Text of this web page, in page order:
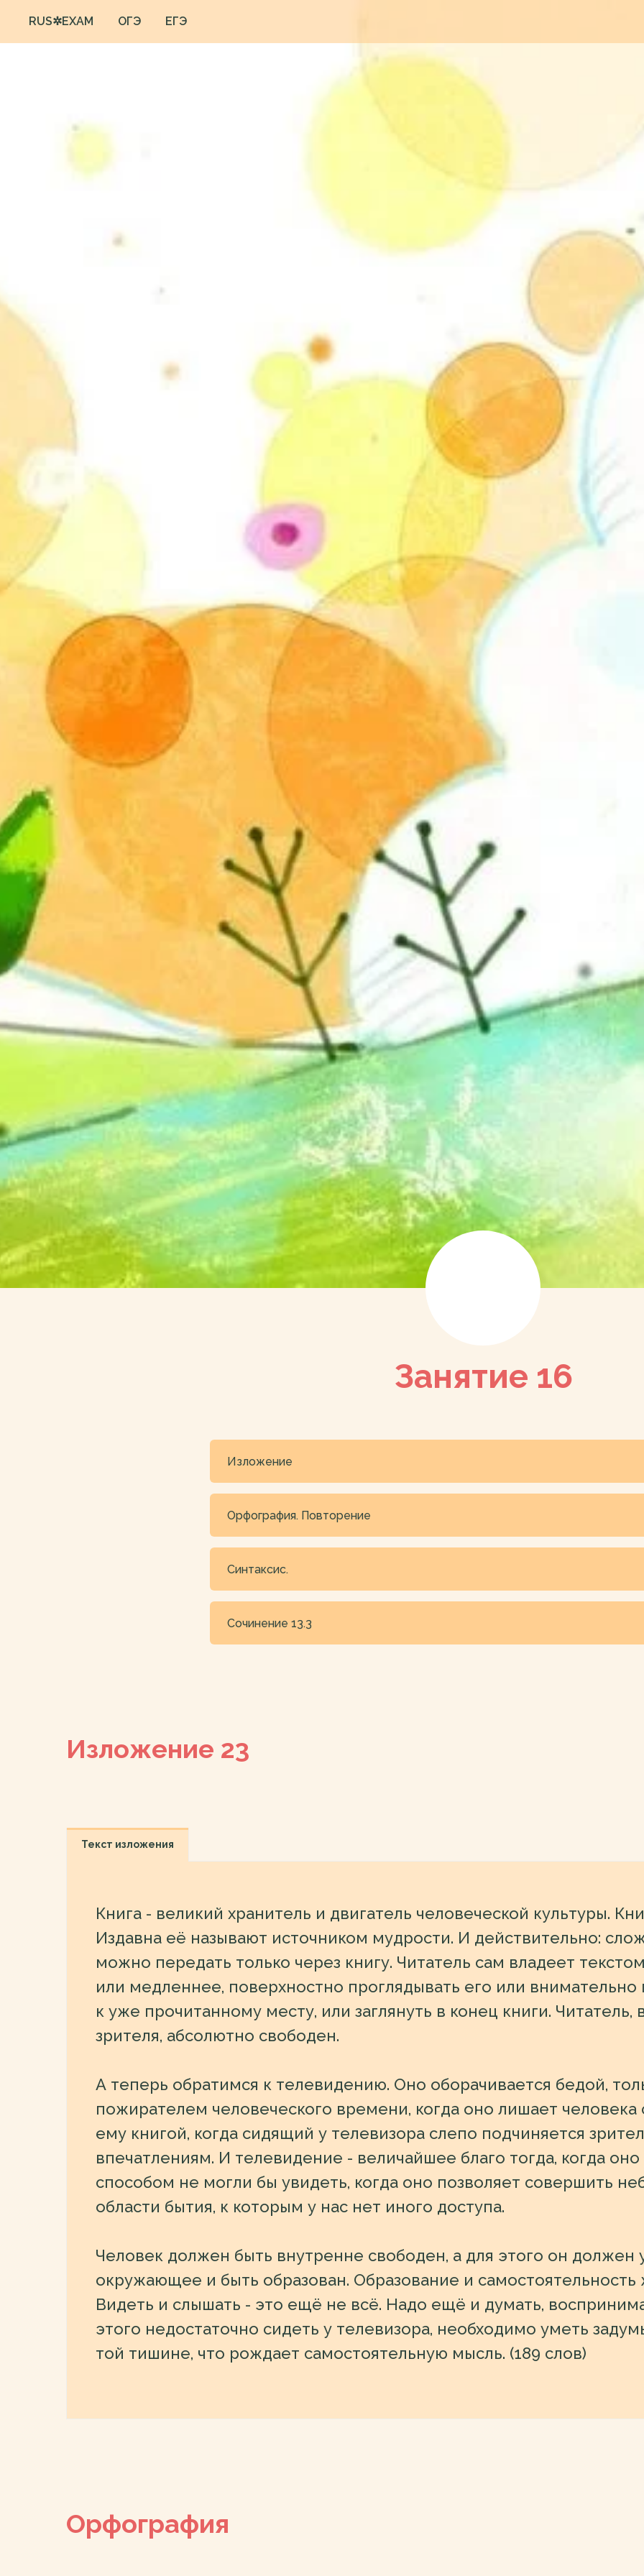
RUS✲EXAM ОГЭ ЕГЭ
Занятие 16
Изложение
Орфография. Повторение
Синтаксис.
Сочинение 13.3
Изложение 23
Текст изложения
Книга - великий хранитель и двигатель человеческой культуры.
Издавна её называют источником мудрости. И действительно:
можно передать только через книгу. Читатель сам владеет
или медленнее, поверхностно проглядывать его или внимательно
к уже прочитанному месту, или заглянуть в конец книги. Читатель,
зрителя, абсолютно свободен.
А теперь обратимся к телевидению. Оно оборачивается бедой,
пожирателем человеческого времени, когда оно лишает
ему книгой, когда сидящий у телевизора слепо подчиняется
впечатлениям. И телевидение - величайшее благо тогда, когда
способом не могли бы увидеть, когда оно позволяет совершить
области бытия, к которым у нас нет иного доступа.
Человек должен быть внутренне свободен, а для этого он должен
окружающее и быть образован. Образование и
Видеть и слышать - это ещё не всё. Надо ещё и думать,
этого недостаточно сидеть у телевизора, необходимо уметь
той тишине, что рождает самостоятельную мысль. (189 слов)
Орфография